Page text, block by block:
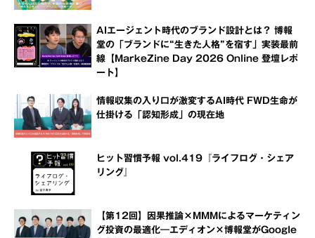
AIエージェント時代のブランド設計とは？ 博報
堂の「ブランドに“生きた人格”を宿す」実装最前
線【MarkeZine Day 2026 Online 登壇レポ
ート】
情報収集の入り口が激変するAI時代 FWD生命が
仕掛ける「認知形成」の現在地
ヒット習慣予報 vol.419『ライフログ・シェア
リング』
【第12回】因果推論×MMMによるマーケティン
グ投資の最適化―エディオン×博報堂がGoogle